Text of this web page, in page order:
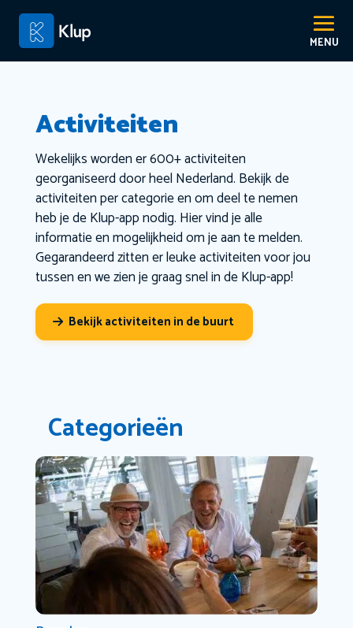
Activiteiten
Wekelijks worden er 600+ activiteiten
georganiseerd door heel Nederland. Bekijk de
activiteiten per categorie en om deel te nemen
heb je de Klup-app nodig. Hier vind je alle
informatie en mogelijkheid om je aan te melden.
Gegarandeerd zitten er leuke activiteiten voor jou
tussen en we zien je graag snel in de Klup-app!
Bekijk activiteiten in de buurt
Categorieën